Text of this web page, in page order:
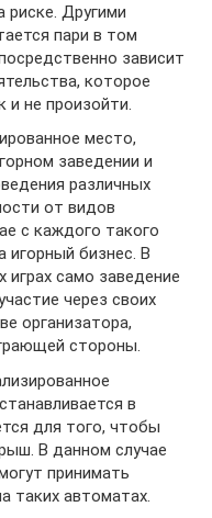
риске. Другими
пари в том
зависит
которое
не произойти.
место,
заведении и
различных
от видов
с каждого такого
игорный бизнес. В
играх само заведение
через своих
организатора,
стороны.
в
для того, чтобы
В данном случае
принимать
таких автоматах.